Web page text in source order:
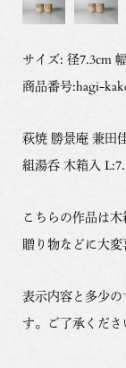
サイズ: 径7.3cm
商品番号:hagi-
萩焼 勝景庵 兼田
組湯呑 木箱入
こちらの作品は木
贈り物などに大変
表示内容と多少
す。ご了承くださ